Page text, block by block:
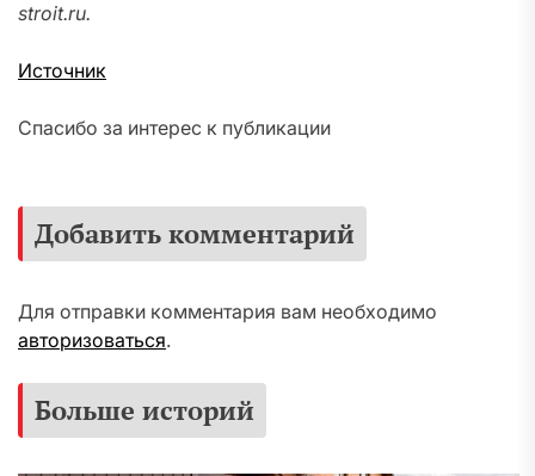
stroit.ru.
Источник
Спасибо за интерес к публикации
Добавить комментарий
Для отправки комментария вам необходимо
авторизоваться.
Больше историй